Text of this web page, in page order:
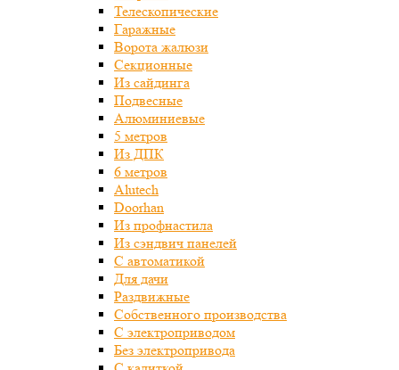
Телескопические
Гаражные
Ворота жалюзи
Секционные
Из сайдинга
Подвесные
Алюминиевые
5 метров
Из ДПК
6 метров
Alutech
Doorhan
Из профнастила
Из сэндвич панелей
С автоматикой
Для дачи
Раздвижные
Собственного производства
С электроприводом
Без электропривода